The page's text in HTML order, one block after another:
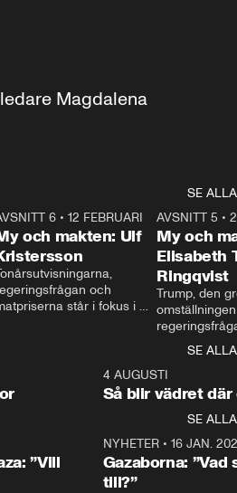
Magdalena
SE ALLA
27:30
6 •12 FEBRUARI
och makten: Ulf
och
står i fokus i
ställer
Ulf Kristersson
AVSNITT 5 •
My och
Elisabeth
Ringqvist
Trump, den
centrum i
avsnittet av
Makten”. Se
Aftonbladets
Rohwedder
Thand Ring
SE ALLA
4 AUGUSTI
Så blir vädret där
SE ALLA
”Vill
NYHETER• 16 JAN.
Gazaborna:
till?”